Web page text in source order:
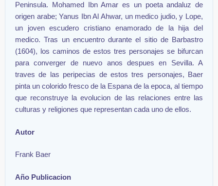
Peninsula. Mohamed Ibn Amar es un poeta andaluz de
origen arabe; Yanus Ibn Al Ahwar, un medico judio, y Lope,
un joven escudero cristiano enamorado de la hija del
medico. Tras un encuentro durante el sitio de Barbastro
(1604), los caminos de estos tres personajes se bifurcan
para converger de nuevo anos despues en Sevilla. A
traves de las peripecias de estos tres personajes, Baer
pinta un colorido fresco de la Espana de la epoca, al tiempo
que reconstruye la evolucion de las relaciones entre las
culturas y religiones que representan cada uno de ellos.
Autor
Frank Baer
Año Publicacion